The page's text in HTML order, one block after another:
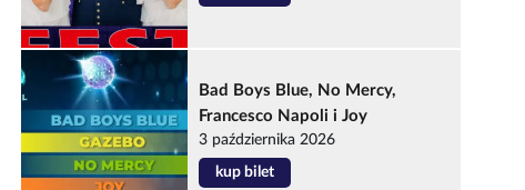
Bad Boys Blue, No Mercy,
Francesco Napoli i Joy
3 października 2026
kup bilet